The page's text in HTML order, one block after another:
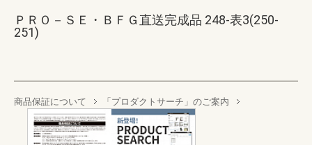
ＰＲＯ－ＳＥ・ＢＦＧ直送完成品 248-表3(250-
251)
商品保証について 「プロダクトサーチ」のご案内